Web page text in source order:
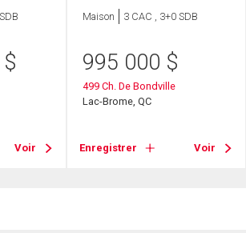
$
Voir
Maison 3 CAC , 3+0 SDB
995 000 $
499 Ch. De Bondville
Lac-Brome, QC
Enregistrer Voir